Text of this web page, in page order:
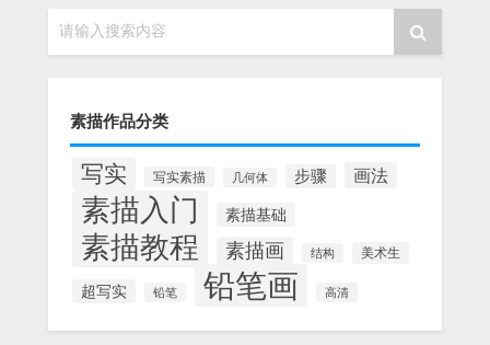
请输入搜索内容
素描作品分类
写实 写实素描 几何体 步骤 画法
素描入门 素描基础
素描教程 素描画 结构 美术生
超写实 铅笔 铅笔画 高清